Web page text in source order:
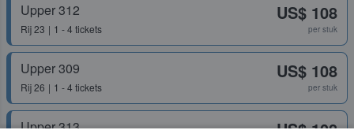
Upper 312
Rij23 1 - 4 tickets
US$ 108
per stuk
Upper 309
Rij26 1 - 4 tickets
US$ 108
per stuk